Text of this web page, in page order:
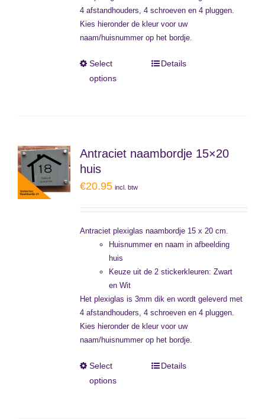
4 afstandhouders, 4 schroeven en 4 pluggen.
Kies hieronder de kleur voor uw
naam/huisnummer op het bordje.
Select
options
Details
Antraciet naambordje 15×20
huis
€20.95 incl. btw
Antraciet plexiglas naambordje 15 x 20 cm.
Huisnummer en naam in afbeelding
huis
Keuze uit de 2 stickerkleuren: Zwart
en Wit
Het plexiglas is 3mm dik en wordt geleverd met
4 afstandhouders, 4 schroeven en 4 pluggen.
Kies hieronder de kleur voor uw
naam/huisnummer op het bordje.
Select
options
Details